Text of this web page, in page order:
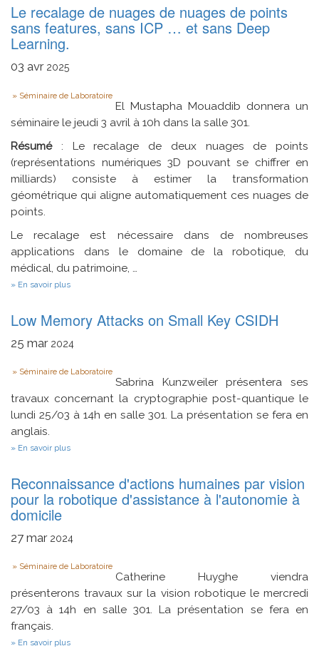
halt?
Le recalage de nuages de nuages de points
sans features, sans ICP … et sans Deep
Learning.
03 avr2025
Type
Séminaire de Laboratoire
El Mustapha Mouaddib donnera un
séminaire le jeudi 3 avril à 10h dans la salle 301.
Résumé: Le recalage de deux nuages de points
(représentations numériques 3D pouvant se chiffrer en
milliards) consiste à estimer la transformation
géométrique qui aligne automatiquement ces nuages de
points.
Le recalage est nécessaire dans de nombreuses
applications dans le domaine de la robotique, du
médical, du patrimoine, …
En savoir plus
de
nuages
de
nuages
points
features,
ICP
Low Memory Attacks on Small Key CSIDH
25 mar2024
Type
Séminaire de Laboratoire
Sabrina Kunzweiler présentera ses
travaux concernant la cryptographie post-quantique le
lundi 25/03 à 14h en salle 301. La présentation se fera en
anglais.
En savoir plus
Attacks
on
Small
Reconnaissance d'actions humaines par vision
pour la robotique d'assistance à l'autonomie à
domicile
27 mar2024
Type
Séminaire de Laboratoire
Catherine Huyghe viendra
présenterons travaux sur la vision robotique le mercredi
27/03 à 14h en salle 301. La présentation se fera en
français.
En savoir plus